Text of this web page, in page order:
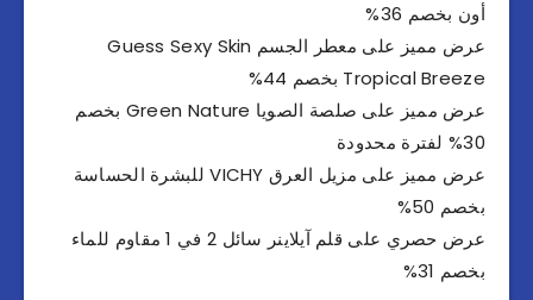
أون بخصم 36%
عرض مميز على معطر الجسم Guess Sexy Skin
Tropical Breeze بخصم 44%
عرض مميز على صلصة الصويا Green Nature بخصم
30% لفترة محدودة
عرض مميز على مزيل العرق VICHY للبشرة الحساسة
بخصم 50%
عرض حصري على قلم آيلاينر سائل 2 في 1 مقاوم للماء
بخصم 31%